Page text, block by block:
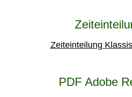
Zeiteinteilung
PDF Adobe